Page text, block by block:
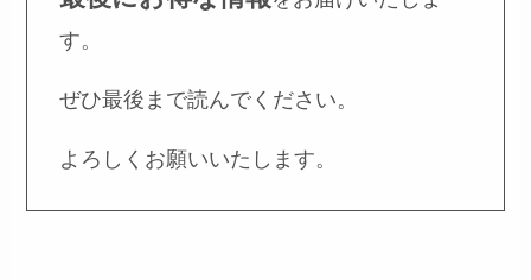
す。
ぜひ最後まで読んでください。
よろしくお願いいたします。